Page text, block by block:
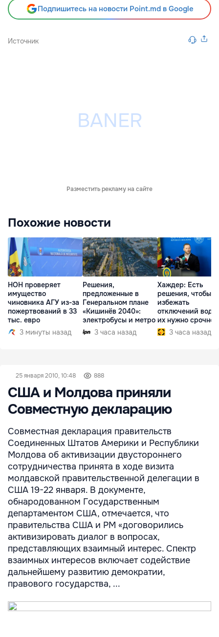
Подпишитесь на новости Point.md в Google
Источник
Разместить рекламу на сайте
Похожие новости
НОН проверяет
имущество
чиновника АГУ из-за
пожертвований в 33
тыс. евро
3 минуты назад
Решения,
предложенные в
Генеральном плане
«Кишинёв 2040»:
электробусы и метро
3 часа назад
Хаждер: Есть
решения, чтобы
избежать
отключений
их нужно срочно
внедрить
3 часа назад
25 января 2010, 10:48 888
США и Молдова приняли
Совместную декларацию
Совместная декларация правительств
Соединенных Штатов Америки и Республики
Молдова об активизации двустороннего
сотрудничества принята в ходе визита
молдавской правительственной делегации в
США 19-22 января. В документе,
обнародованном Государственным
департаментом США, отмечается, что
правительства США и РМ «договорились
активизировать диалог в вопросах,
представляющих взаимный интерес. Спектр
взаимных интересов включает содействие
дальнейшему развитию демократии,
правового государства, ...